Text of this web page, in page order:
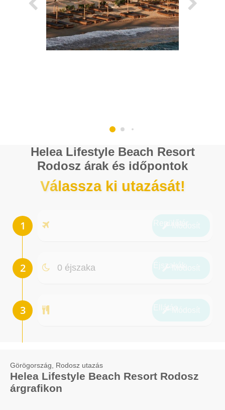
Helea Lifestyle Beach Resort
Rodosz árak és időpontok
Válassza ki utazását!
0 éjszaka
Görögország, Rodosz utazás
Helea Lifestyle Beach Resort Rodosz
árgrafikon